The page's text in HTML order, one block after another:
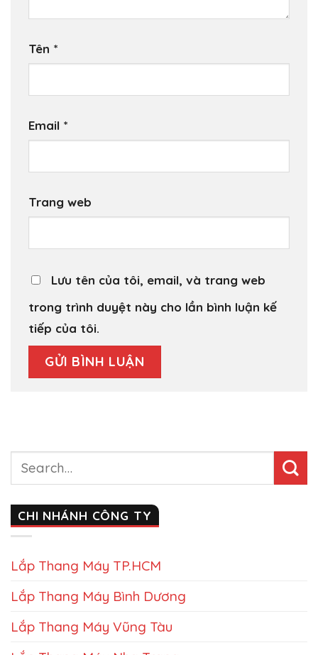
Tên *
Email *
Trang web
Lưu tên của tôi, email, và trang web
trong trình duyệt này cho lần bình luận kế
tiếp của tôi.
CHI NHÁNH CÔNG TY
Lắp Thang Máy TP.HCM
Lắp Thang Máy Bình Dương
Lắp Thang Máy Vũng Tàu